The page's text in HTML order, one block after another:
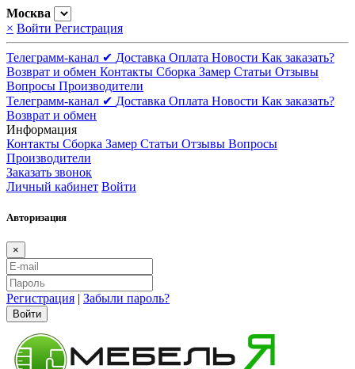
Москва
× Войти Регистрация
Телеграмм-канал ✔ Доставка Оплата Новости Как заказать?
Возврат и обмен Контакты Сборка Замер Статьи Отзывы
Вопросы Производители
Телеграмм-канал ✔ Доставка Оплата Новости Как заказать?
Возврат и обмен
Информация
Контакты Сборка Замер Статьи Отзывы Вопросы
Производители
Заказать звонок
Личный кабинет Войти
Авторизация
×
Регистрация | Забыли пароль?
Войти